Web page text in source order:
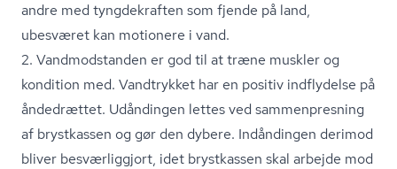
andre med tyngdekraften som fjende på land,
ubesværet kan motionere i vand.
2. Vandmodstanden er god til at træne muskler og
kondition med. Vandtrykket har en positiv indflydelse på
åndedrættet. Udåndingen lettes ved sammenpresning
af brystkassen og gør den dybere. Indåndingen derimod
bliver besværliggjort, idet brystkassen skal arbejde mod